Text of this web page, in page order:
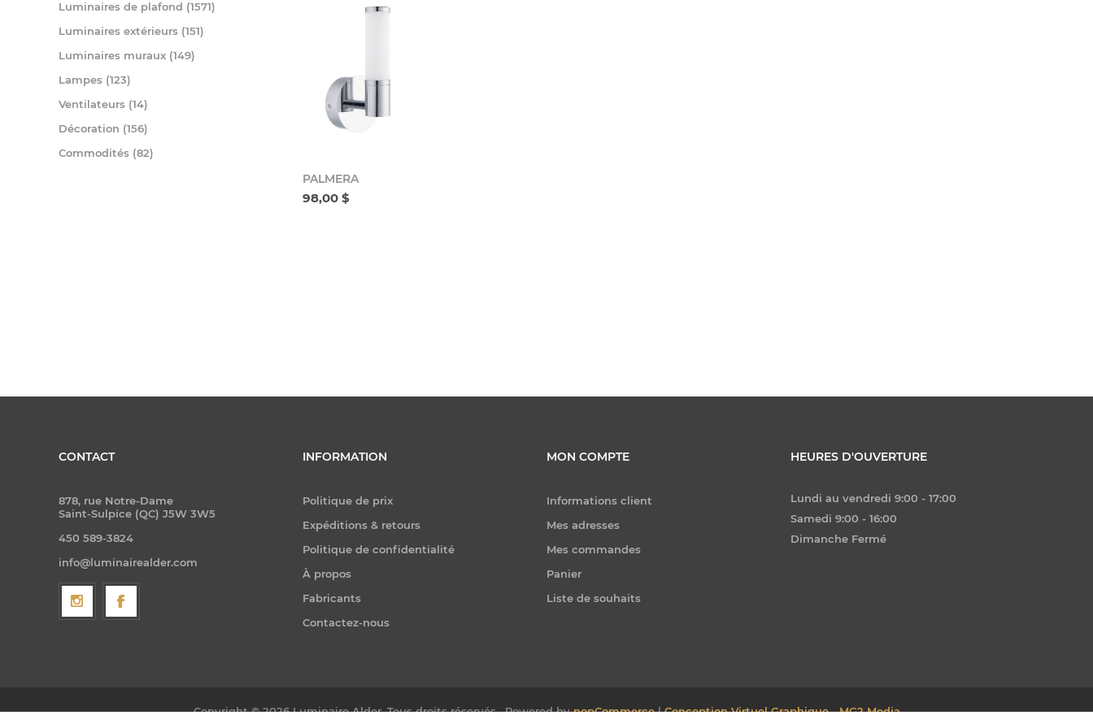
PALMERA
98,00 $
Luminaires de plafond (1571)
Luminaires extérieurs (151)
Luminaires muraux (149)
Lampes (123)
Ventilateurs (14)
Décoration (156)
Commodités (82)
CONTACT
878, rue Notre-Dame
Saint-Sulpice (QC) J5W 3W5
450 589-3824
info@luminairealder.com
INFORMATION
Politique de prix
Expéditions & retours
Politique de confidentialité
À propos
Fabricants
Contactez-nous
MON COMPTE
Informations client
Mes adresses
Mes commandes
Panier
Liste de souhaits
HEURES D'OUVERTURE
Lundi au vendredi 9:00 - 17:00
Samedi 9:00 - 16:00
Dimanche Fermé
Copyright © 2026 Luminaire Alder. Tous droits réservés.Powered bynopCommerce|Conception Virtuel Graphique - MG2 Media